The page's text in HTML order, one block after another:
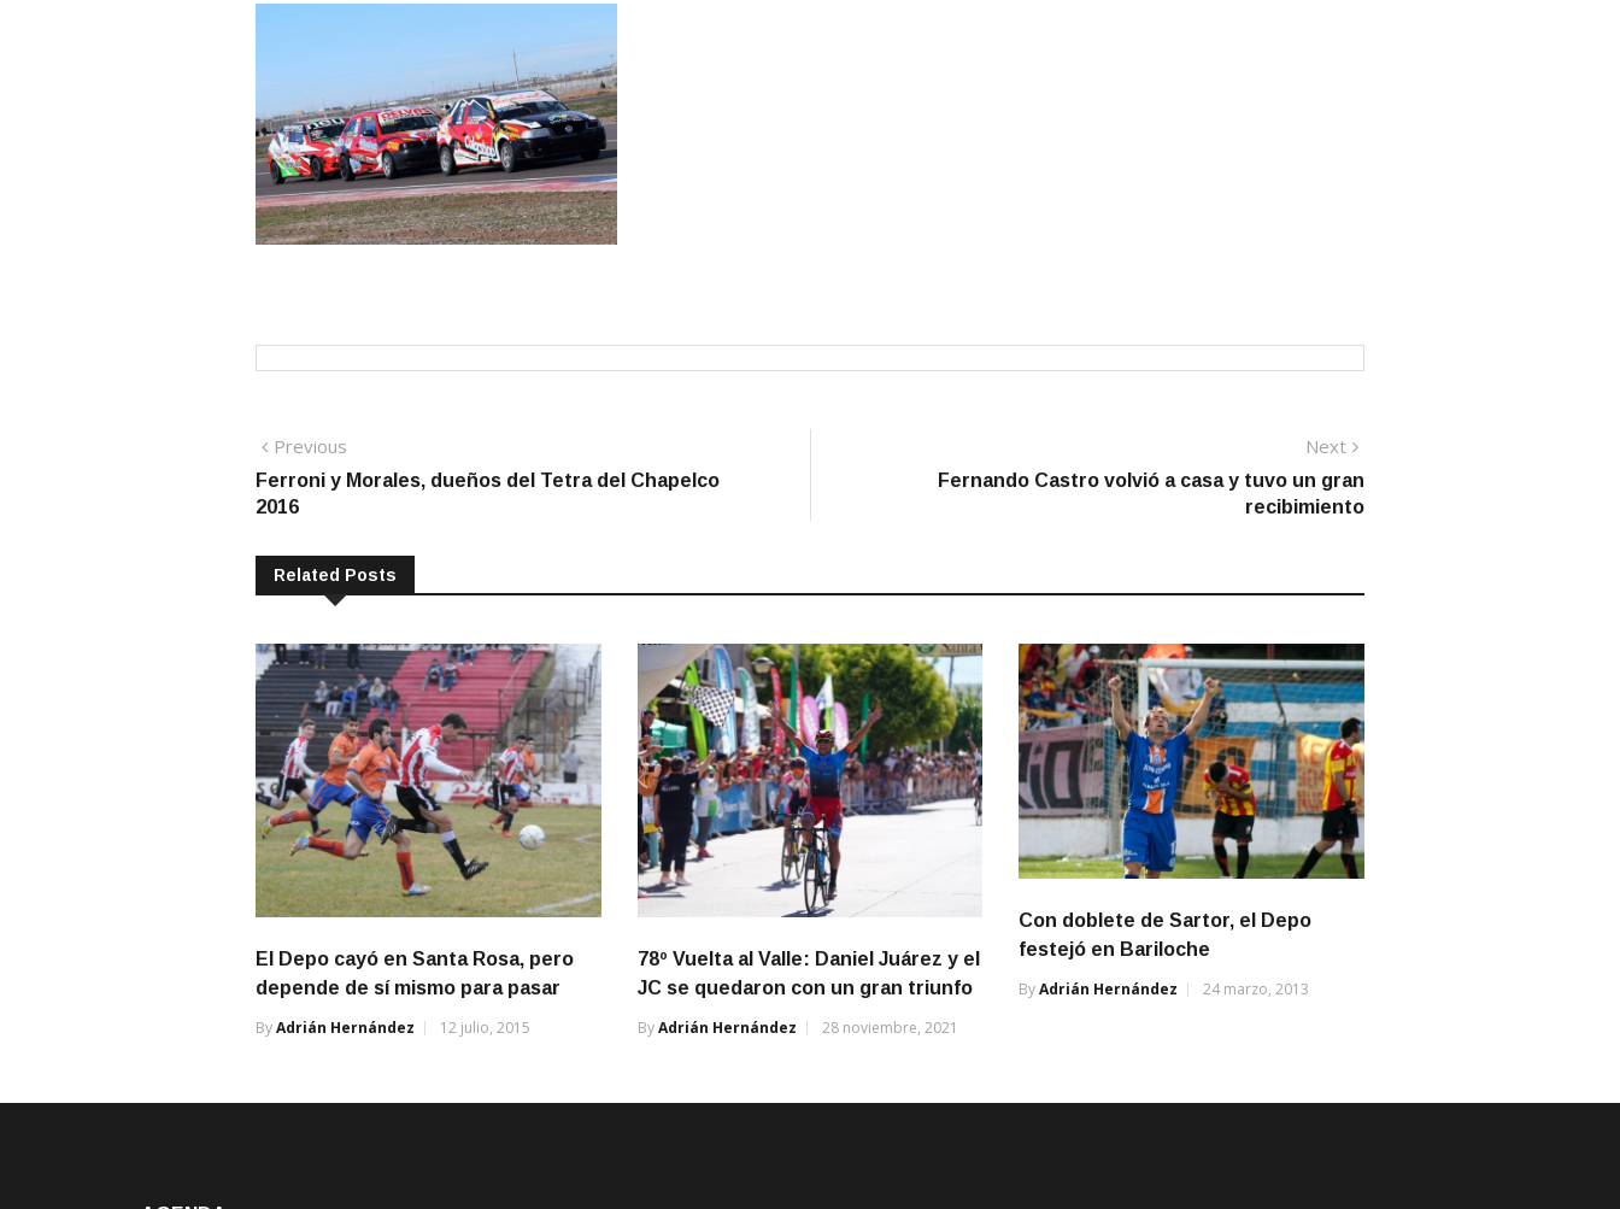
Navegación
de
Previous
post:
Ferroni y Morales, dueños del Tetra del Chapelco
2016
Next
Fernando Castro volvió a casa y tuvo un gran
recibimiento
Related Posts
El Depo cayó en Santa Rosa, pero
depende de sí mismo para pasar
ByAdrián Hernández 12 julio, 2015
78º Vuelta al Valle: Daniel Juárez y el
JC se quedaron con un gran triunfo
ByAdrián Hernández 28 noviembre, 2021
Con doblete de Sartor, el Depo
festejó en Bariloche
ByAdrián Hernández 24 marzo, 2013